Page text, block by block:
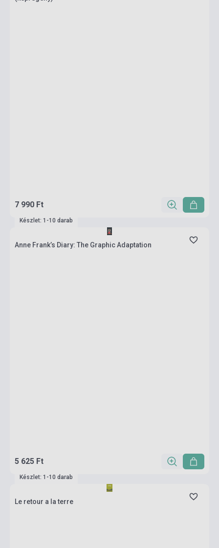
7 990 Ft
Készlet: 1-10 darab
Anne Frank’s Diary: The Graphic Adaptation
5 625 Ft
Készlet: 1-10 darab
Le retour a la terre